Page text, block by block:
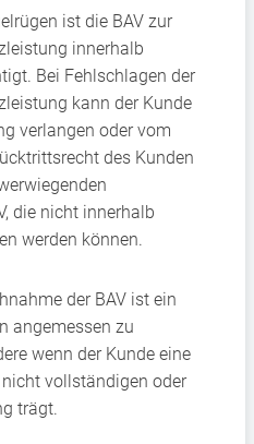
ist die BAV zur
innerhalb
Bei Fehlschlagen der
kann der Kunde
verlangen oder vom
des Kunden
die nicht innerhalb
werden können.
der BAV ist ein
angemessen zu
wenn der Kunde eine
vollständigen oder
trägt.